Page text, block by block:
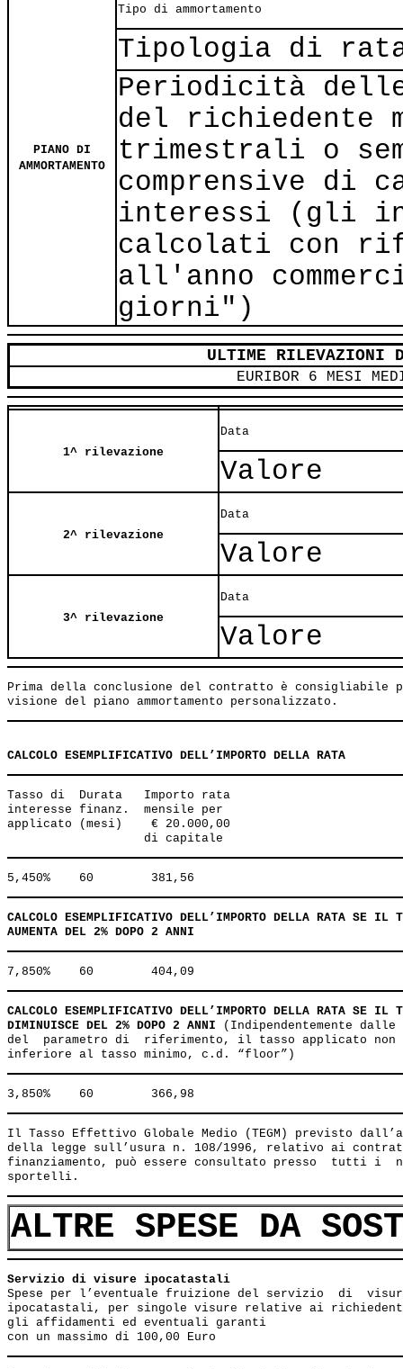
PIANO DI
AMMORTAMENTO
Tipo di ammortamento
Tipologia di
Periodicità
del richiedente
trimestrali o
comprensive di
interessi (gli
calcolati con
all'anno
giorni")
ULTIME RILEVAZIONI
EURIBOR 6 MESI
1^ rilevazione
Data
Valore
2^ rilevazione
Data
Valore
3^ rilevazione
Data
Valore
Prima della conclusione del contratto è consigliabile
CALCOLO ESEMPLIFICATIVO DELL’IMPORTO DELLA RATA
Tasso di  Durata   Importo rata
interesse finanz.  mensile per
applicato (mesi)    € 20.000,00
CALCOLO ESEMPLIFICATIVO DELL’IMPORTO DELLA RATA SE IL
AUMENTA DEL 2% DOPO 2 ANNI
CALCOLO ESEMPLIFICATIVO DELL’IMPORTO DELLA RATA SE IL
DIMINUISCE DEL 2% DOPO 2 ANNI (Indipendentemente
del  parametro di  riferimento, il tasso applicato non
Il Tasso Effettivo Globale Medio (TEGM) previsto
della legge sull’usura n. 108/1996, relativo ai
finanziamento, può essere consultato presso  tutti i
ALTRE SPESE DA
Servizio di visure ipocatastali
Spese per l’eventuale fruizione del servizio  di
ipocatastali, per singole visure relative ai
gli affidamenti ed eventuali garanti